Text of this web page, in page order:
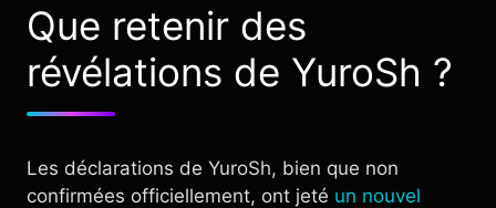
Que retenir des
révélations de YuroSh ?
Les déclarations de YuroSh, bien que non
confirmées officiellement, ont jeté un nouvel